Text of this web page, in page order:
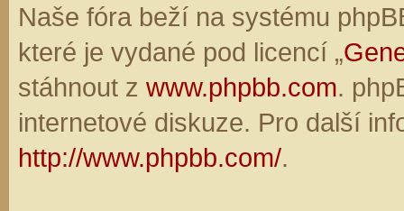
Naše fóra beží na systému
které je vydané pod licencí „
stáhnout z www.phpbb.com.
internetové diskuze. Pro další
http://www.phpbb.com/.